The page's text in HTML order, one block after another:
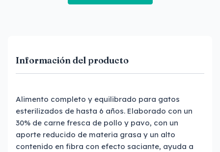
Información del producto
Alimento completo y equilibrado para gatos
esterilizados de hasta 6 años. Elaborado con un
30% de carne fresca de pollo y pavo, con un
aporte reducido de materia grasa y un alto
contenido en fibra con efecto saciante, ayuda a